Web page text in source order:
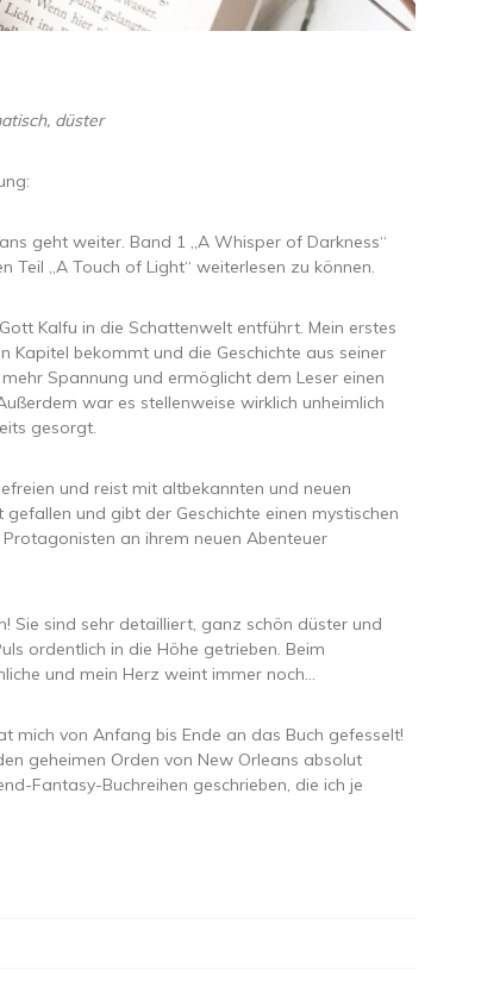
düster
geht weiter. Band 1 „A Whisper of Darkness“
„A Touch of Light“ weiterlesen zu können.
Kalfu in die Schattenwelt entführt. Mein erstes
Kapitel bekommt und die Geschichte aus seiner
Spannung und ermöglicht dem Leser einen
war es stellenweise wirklich unheimlich
gesorgt.
und reist mit altbekannten und neuen
und gibt der Geschichte einen mystischen
an ihrem neuen Abenteuer
Sie sind sehr detailliert, ganz schön düster und
ordentlich in die Höhe getrieben. Beim
und mein Herz weint immer noch…
von Anfang bis Ende an das Buch gefesselt!
geheimen Orden von New Orleans absolut
Fantasy-Buchreihen geschrieben, die ich je